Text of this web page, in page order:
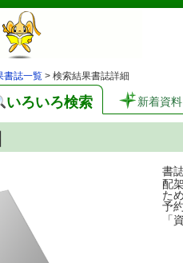
書誌一覧 > 検索結果書誌詳細
いろいろ検索 新着資料
書
配
た
予
「